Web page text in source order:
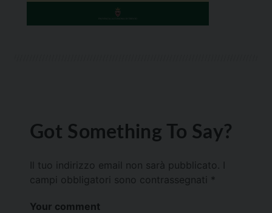
Got Something To Say?
Il tuo indirizzo email non sarà pubblicato.
campi obbligatori sono contrassegnati *
Your comment